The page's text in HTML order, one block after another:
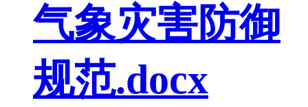
气象灾害防御
规范.docx